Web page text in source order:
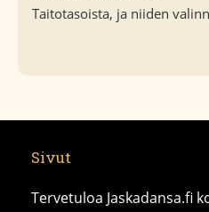
Taitotasoista, ja niiden
Sivut
Tervetuloa Jaskadansa.fi